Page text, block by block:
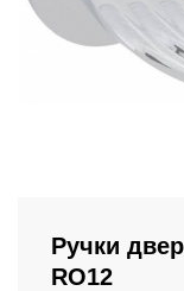
Ручки
RO12